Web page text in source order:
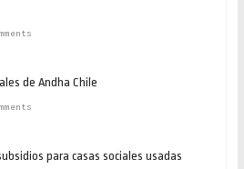
de Andha Chile
para casas sociales usadas